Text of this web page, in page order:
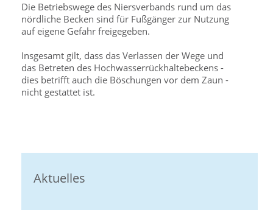
Die Betriebswege des Niersverbands rund um das
nördliche Becken sind für Fußgänger zur Nutzung
auf eigene Gefahr freigegeben.
Insgesamt gilt, dass das Verlassen der Wege und
das Betreten des Hochwasserrückhaltebeckens -
dies betrifft auch die Böschungen vor dem Zaun -
nicht gestattet ist.
Aktuelles